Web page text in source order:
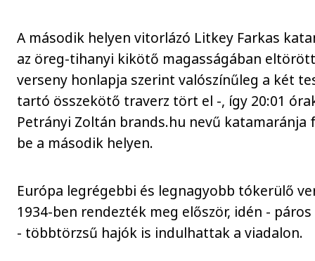
A második helyen vitorlázó Litkey Farkas
az öreg-tihanyi kikötő magasságában
verseny honlapja szerint valószínűleg a két
tartó összekötő traverz tört el -, így 20:01
Petrányi Zoltán brands.hu nevű
be a második helyen.
Európa legrégebbi és legnagyobb tókerülő
1934-ben rendezték meg először, idén -
- többtörzsű hajók is indulhattak a viadalon.